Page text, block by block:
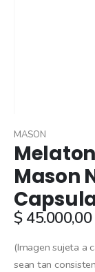
to
the
beginning
of
the
images
gallery
Mason
MASON
$ 45.000,00
(Imagen sujeta a
sean tan